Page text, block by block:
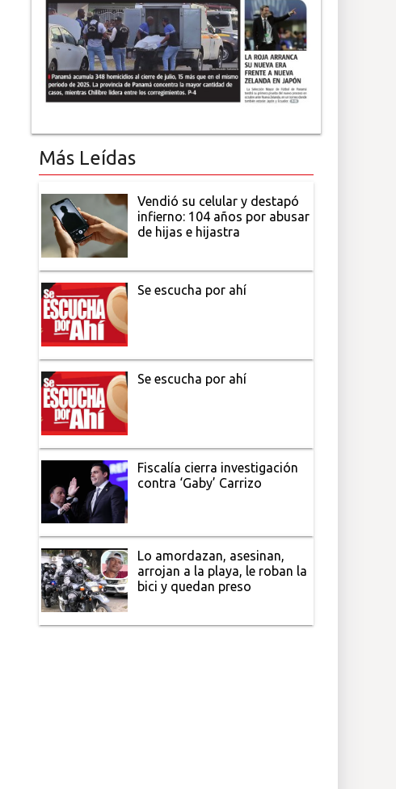
Más Leídas
Vendió su celular y destapó
infierno: 104 años por abusar
de hijas e hijastra
Se escucha por ahí
Se escucha por ahí
Fiscalía cierra investigación
contra ‘Gaby’ Carrizo
Lo amordazan, asesinan,
arrojan a la playa, le roban la
bici y quedan preso